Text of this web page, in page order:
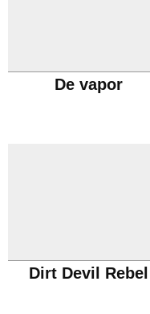
De vapor
Dirt Devil Rebel